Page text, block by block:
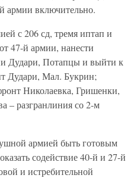
армии включительно.
с 206 сд, тремя иптап и
47-й армии, нанести
Дудари, Потапцы и выйти к
Дудари, Мал. Букрин;
Николаевка, Гришенки,
– разгранлиния со 2-м
армией быть готовым
содействие 40-й и 27-й
и истребительной